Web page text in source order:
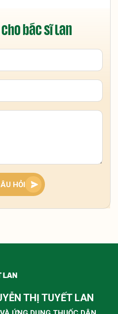
giữ ấm và ngâm chân
kéo dài hoặc tăng
để kiểm tra chính
tê bì hai bàn tay vào ban
cảm giác, không biết có
bệnh gì nguy hiểm không
kém hoặc chèn ép
giữ ấm, xoa bóp nhẹ và
nên thăm khám sớm
điều chỉnh kịp thời.
rất khó chịu thì có cách nào
thường do khí
động nhẹ và dưỡng
thiện từ gốc. Nếu kéo
bác sĩ Lan
HỎI
THỊ TUYẾT LAN